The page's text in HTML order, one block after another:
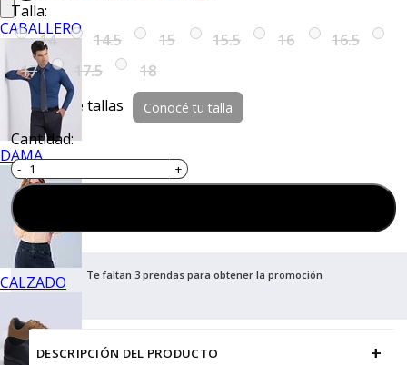
CABALLERO
DAMA
CALZADO
Talla:
14
14.5 15 15.5 16
16.5
17
17.5
18
Guía de tallas
Conocé tu talla
Cantidad:
Te faltan 3 prendas para obtener la promoción
DESCRIPCIÓN DEL PRODUCTO +